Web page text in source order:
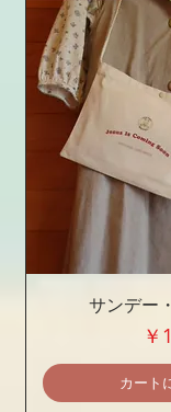
サンデー
価
￥
カート